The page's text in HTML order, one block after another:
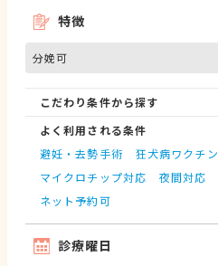
特徴
分娩可
こだわり条件から探す
よく利用される条件
避妊・去勢手術
狂犬病ワクチン
マイクロチップ対応
夜間対応
ネット予約可
診療曜日